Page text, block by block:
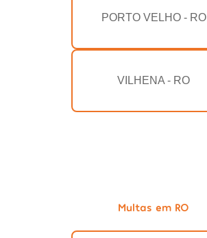
PORTO VELHO - RO
VILHENA - RO
Multas em RO